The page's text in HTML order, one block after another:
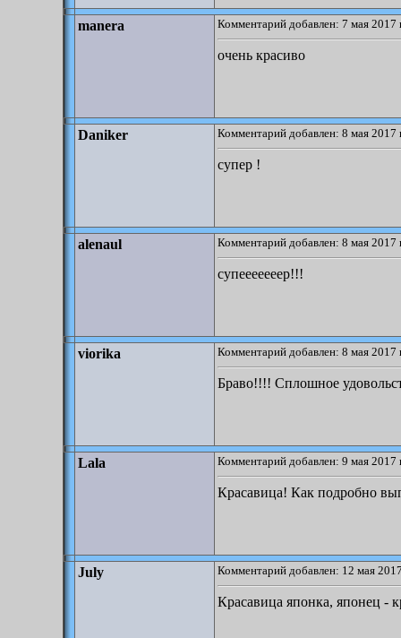
manera Комментарий добавлен: 7 мая 2017
очень красиво
Daniker Комментарий добавлен: 8 мая 2017
супер !
alenaul Комментарий добавлен: 8 мая 2017
супееееееер!!!
viorika Комментарий добавлен: 8 мая 2017
Браво!!!! Сплошное
Lala Комментарий добавлен: 9 мая 2017
Красавица! Как подробно
July Комментарий добавлен: 12 мая
Красавица японка, японец -